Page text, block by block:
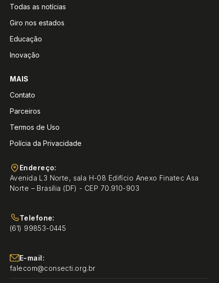
Todas as notícias
Giro nos estados
Educação
Inovação
MAIS
Contato
Parceiros
Termos de Uso
Polícia da Privacidade
Endereço:
Avenida L3 Norte, sala H-08 Edifício Anexo Finatec Asa
Norte – Brasília (DF) - CEP 70.910-903
Telefone:
(61) 99853-0445
E-mail:
falecom@consecti.org.br